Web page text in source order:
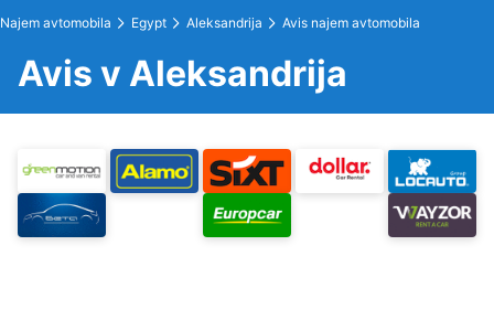
Najem avtomobila Egypt Aleksandrija Avis najem avtomobila
Avis v Aleksandrija